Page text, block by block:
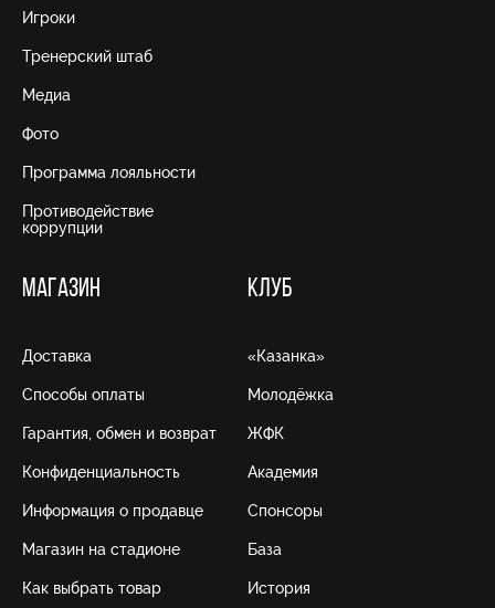
Игроки
Тренерский штаб
Медиа
Фото
Программа лояльности
Противодействие
коррупции
МАГАЗИН
Доставка
Способы оплаты
Гарантия, обмен и возврат
Конфиденциальность
Информация о продавце
Магазин на стадионе
Как выбрать товар
КЛУБ
«Казанка»
Молодёжка
ЖФК
Академия
Спонсоры
База
История